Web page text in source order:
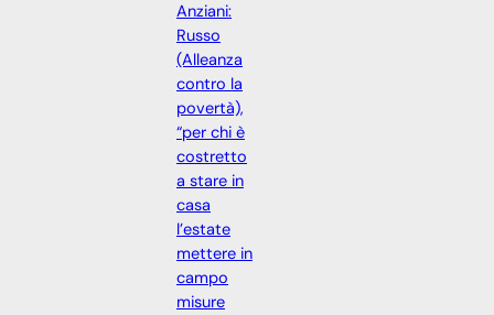
Anziani:
Russo
(Alleanza
contro la
povertà),
“per chi è
costretto
a stare in
casa
l’estate
mettere in
campo
misure